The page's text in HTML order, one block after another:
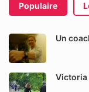
Populaire
Un
Victoria